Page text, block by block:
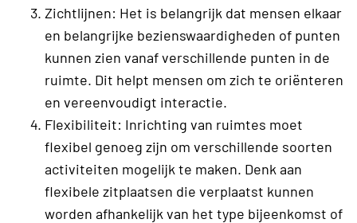
Zichtlijnen: Het is belangrijk dat mensen elkaar
en belangrijke bezienswaardigheden of punten
kunnen zien vanaf verschillende punten in de
ruimte. Dit helpt mensen om zich te oriënteren
en vereenvoudigt interactie.
Flexibiliteit: Inrichting van ruimtes moet
flexibel genoeg zijn om verschillende soorten
activiteiten mogelijk te maken. Denk aan
flexibele zitplaatsen die verplaatst kunnen
worden afhankelijk van het type bijeenkomst of